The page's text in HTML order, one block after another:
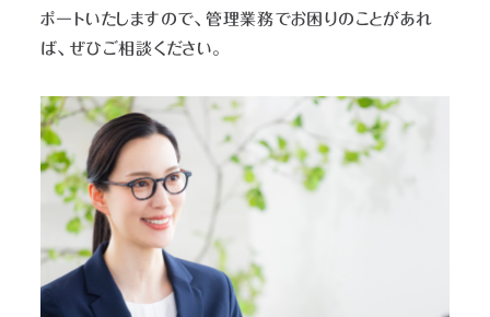
ポートいたしますので、管理業務でお困りのことがあれ
ば、ぜひご相談ください。